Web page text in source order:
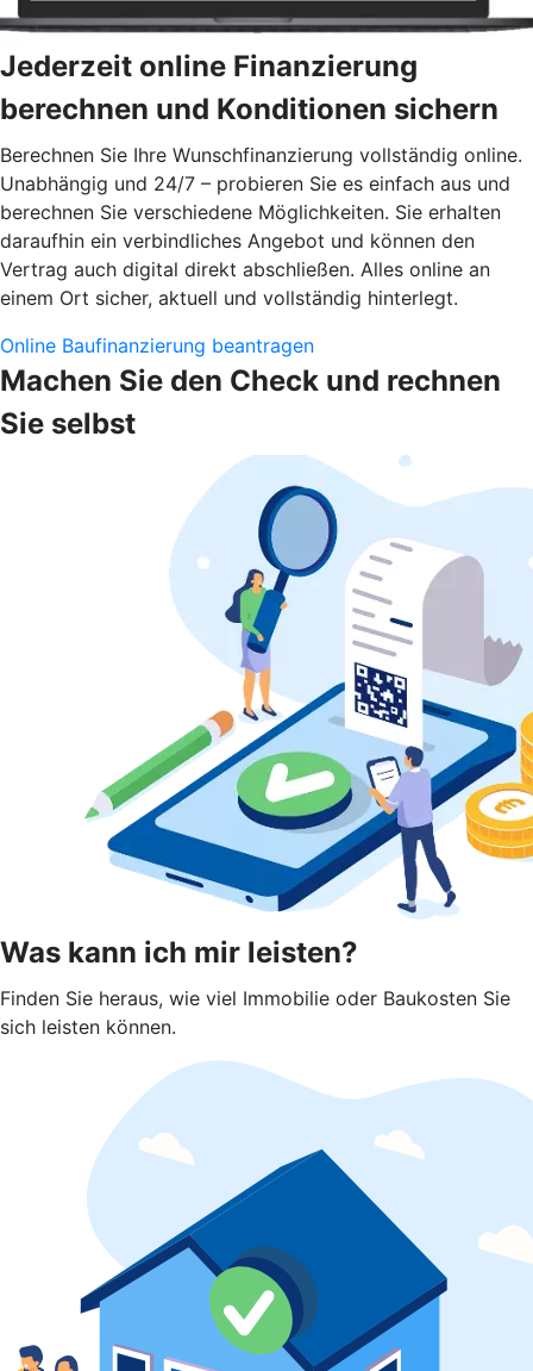
Jederzeit online Finanzierung
berechnen und Konditionen sichern
Berechnen Sie Ihre Wunschfinanzierung vollständig online.
Unabhängig und 24/7 – probieren Sie es einfach aus und
berechnen Sie verschiedene Möglichkeiten. Sie erhalten
daraufhin ein verbindliches Angebot und können den
Vertrag auch digital direkt abschließen. Alles online an
einem Ort sicher, aktuell und vollständig hinterlegt.
Online Baufinanzierung beantragen
Machen Sie den Check und rechnen
Sie selbst
Was kann ich mir leisten?
Finden Sie heraus, wie viel Immobilie oder Baukosten Sie
sich leisten können.